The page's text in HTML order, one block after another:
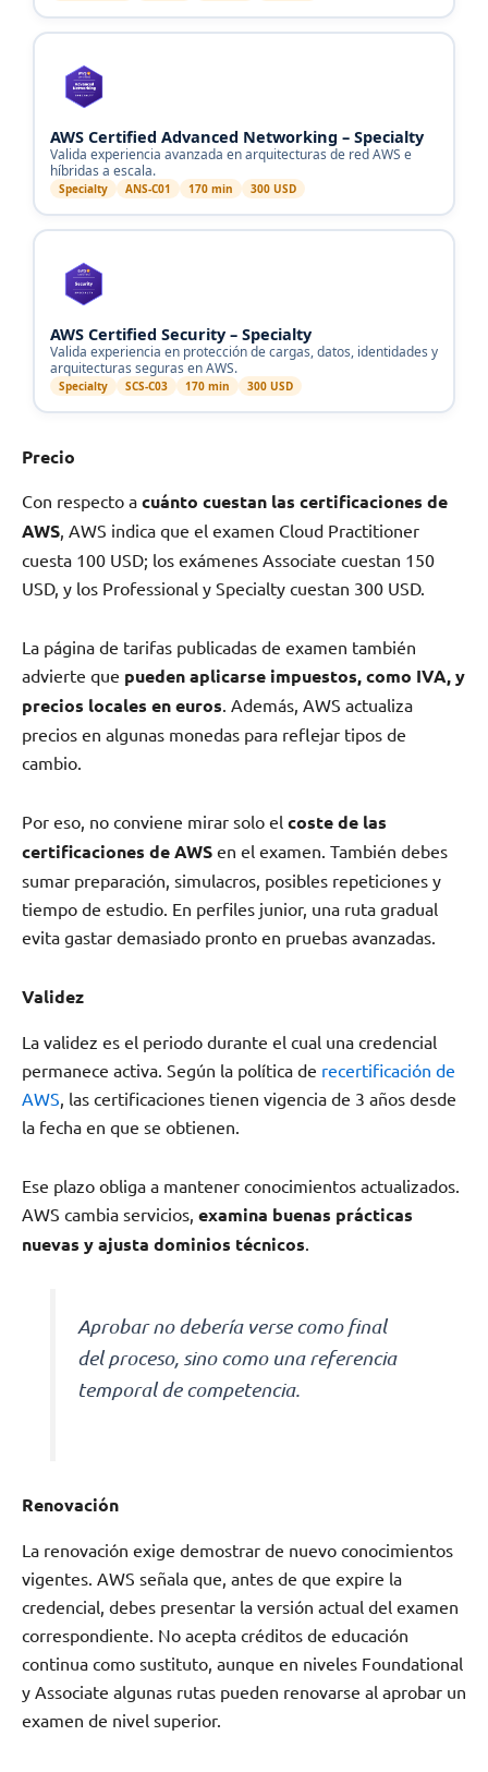
AWS Certified Advanced Networking – Specialty
Valida experiencia avanzada en arquitecturas de red AWS e
híbridas a escala.
Specialty ANS-C01 170 min 300 USD
AWS Certified Security – Specialty
Valida experiencia en protección de cargas, datos, identidades y
arquitecturas seguras en AWS.
Specialty SCS-C03 170 min 300 USD
Precio
Con respecto a cuánto cuestan las certificaciones de
AWS, AWS indica que el examen Cloud Practitioner
cuesta 100 USD; los exámenes Associate cuestan 150
USD, y los Professional y Specialty cuestan 300 USD.
La página de tarifas publicadas de examen también
advierte que pueden aplicarse impuestos, como IVA, y
precios locales en euros. Además, AWS actualiza
precios en algunas monedas para reflejar tipos de
cambio.
Por eso, no conviene mirar solo el coste de las
certificaciones de AWS en el examen. También debes
sumar preparación, simulacros, posibles repeticiones y
tiempo de estudio. En perfiles junior, una ruta gradual
evita gastar demasiado pronto en pruebas avanzadas.
Validez
La validez es el periodo durante el cual una credencial
permanece activa. Según la política de recertificación de
AWS, las certificaciones tienen vigencia de 3 años desde
la fecha en que se obtienen.
Ese plazo obliga a mantener conocimientos actualizados.
AWS cambia servicios, examina buenas prácticas
nuevas y ajusta dominios técnicos.
Aprobar no debería verse como final
del proceso, sino como una referencia
temporal de competencia.
Renovación
La renovación exige demostrar de nuevo conocimientos
vigentes. AWS señala que, antes de que expire la
credencial, debes presentar la versión actual del examen
correspondiente. No acepta créditos de educación
continua como sustituto, aunque en niveles Foundational
y Associate algunas rutas pueden renovarse al aprobar un
examen de nivel superior.